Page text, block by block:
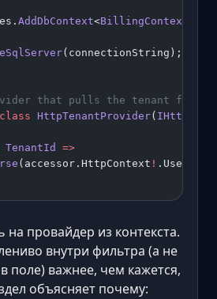
AddDbContext<BillingContext
(connectionString);
that pulls the tenant from
HttpTenantProvider(
TenantId
=>
(accessor.HttpContext ! .User.
на провайдер из контекста.
внутри фильтра (а не
поле) важнее, чем кажется,
объясняет почему: